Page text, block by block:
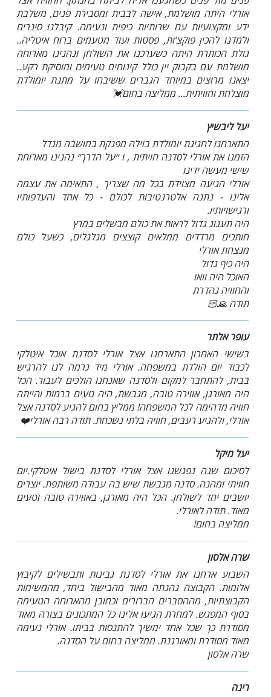
אורלי היתה מושלמת, אישה לבבית ומסבירת פנים, משלבת
ידע ומקצועיות עם שרותיות כיפית ונעימה. קיבלנו סינרים
ולמדנו להכין פוקצ’ות, פסטות ועוד מטעמים ברוח איטליה..
גולת הכותרת היתה כשערכנו את השולחן ונהנינו מארוחה
מושלמת עם בקבוק יין כולל קינוחים טעימים ומוסיקת רקע..
יצאנו מרוצים במיוחד הגברים ששיבחו על מתנת יומולדת
מוצלחת וחוויתית... ממליצה בחום💓
יעל ליבשיץ
התארחנו לחגיגת יומולדת בוילה מפנקת במושבה מגדל
הזמנו את אורלי לסדנה חויתית , ו ״על הדרך״ נהנינו מארוחת
שישי מעשה ידינו
אורלי הגיעה מצוידת בכל מה שצריך , התאימה את עצמה
אלינו - נתנה אלטרנטיבות לכולם - כל אחד והעדפותיו
ורגישויותיו.
היה תענוג גדול לראות את כולם מבשלים במרץ
חותכים מרדדים ממלאים קוצצים מגלגלים, כשעל כולם
מנצחת אורלי
היה כיף גדול
האוכל היה וואו
והחוויה נהדרת
תודה 🙏🏻
עופר אלתר
בשישי האחרון התארחנו אצל אורלי לסדנת אוכל איטלקי
לכבוד יום הולדת במשפחה. אורלי מיד גרמה לנו להרגיש
בבית, להתחבר למקום ולסדנה שאנחנו הולכים לעבור. הכל
היה מאורגן, אווירה טובה, מגבשת, היה טעים ברמות והייתה
חוויה מדהימה לכל המשפחה! ממליץ בחום להגיע לסדנה אצל
אורלי, ולהגיע רעבים, חוויה בלתי נשכחת. תודה רבה אורלי❤️
יעל מיקל
לסיכום שנה נפגשנו אצל אורלי לסדנת בישול איטלקי.יום
חוויתי ומהנה. סדנה מגבשת שיש בה עבודה משותפת. יוצרים
יושבים יחד לשולחן. הכל היה מאורגן, באווירה טובה וטעים
מאוד. תודה לאורלי.
ממליצה בחום!
שרה אלסון
השבוע ארחנו את אורלי לסדנת גבינות ותבשילים לקיבוץ
אלומות. הקבוצה נהנתה מאוד מהבישול ביחד, מהמשימות
הקבוצתיות, מההסברים הברורים וכמובן מהארוחה הטעימה
בסוף המפגש. למחרת הגיעו אלינו כל המתכונים בצורה מאוד
מסודרת כך שכל אחד ימשיך להתנסות בביתו. אורלי נעימה
מאוד מסודרת ומאורגנת. ממליצה בחום על הסדנה.
שרה אלסון
רינה